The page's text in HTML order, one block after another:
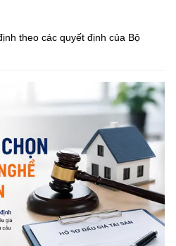
theo các quyết định của Bộ